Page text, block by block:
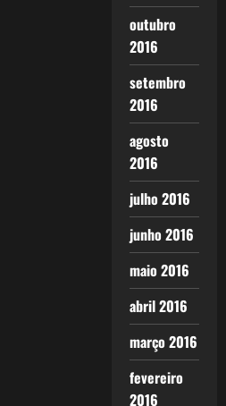
outubro
2016
setembro
2016
agosto
2016
julho 2016
junho 2016
maio 2016
abril 2016
março 2016
fevereiro
2016